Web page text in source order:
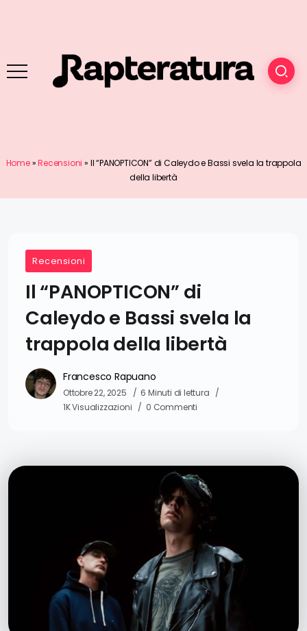
Home»Recensioni » Il “PANOPTICON” di Caleydo e Bassi svela la trappola
della libertà
Recensioni
Il “PANOPTICON” di
Caleydo e Bassi svela la
trappola della libertà
Francesco Rapuano
Ottobre 22, 2025
6 Minuti di lettura
1K Visualizzazioni
0 Commenti